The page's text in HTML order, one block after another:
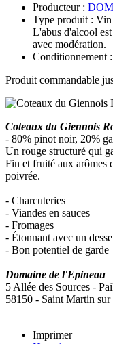
Producteur :
Type produit : Vin
L'abus d'alcool
avec modération.
Conditionnement
Produit commandable
Coteaux du Giennois
- 80% pinot noir, 20%
Un rouge structuré qui
Fin et fruité aux arômes
poivrée.
- Charcuteries
- Viandes en sauces
- Fromages
- Étonnant avec un
- Bon potentiel de garde
Domaine de l'Epineau
5 Allée des Sources -
58150 - Saint Martin
Imprimer